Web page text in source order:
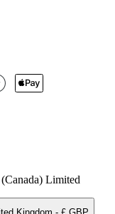
Limited